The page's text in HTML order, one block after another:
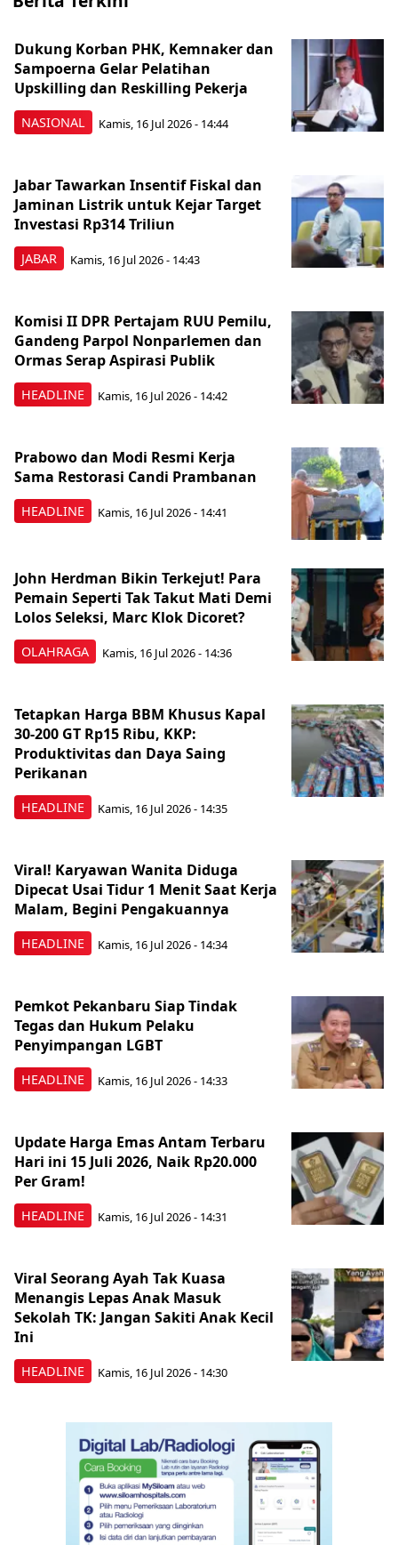
NASIONAL
Dukung Korban PHK, Kemnaker dan
Sampoerna Gelar Pelatihan
Upskilling dan Reskilling Pekerja
Kamis, 16 Jul 2026 - 14:44
JABAR
Jabar Tawarkan Insentif Fiskal dan
Jaminan Listrik untuk Kejar Target
Investasi Rp314 Triliun
Kamis, 16 Jul 2026 - 14:43
HEADLINE
Komisi II DPR Pertajam RUU Pemilu,
Gandeng Parpol Nonparlemen dan
Ormas Serap Aspirasi Publik
Kamis, 16 Jul 2026 - 14:42
HEADLINE
Prabowo dan Modi Resmi Kerja
Sama Restorasi Candi Prambanan
Kamis, 16 Jul 2026 - 14:41
OLAHRAGA
John Herdman Bikin Terkejut! Para
Pemain Seperti Tak Takut Mati Demi
Lolos Seleksi, Marc Klok Dicoret?
Kamis, 16 Jul 2026 - 14:36
HEADLINE
Tetapkan Harga BBM Khusus Kapal
30-200 GT Rp15 Ribu, KKP:
Produktivitas dan Daya Saing
Perikanan
Kamis, 16 Jul 2026 - 14:35
HEADLINE
Viral! Karyawan Wanita Diduga
Dipecat Usai Tidur 1 Menit Saat Kerja
Malam, Begini Pengakuannya
Kamis, 16 Jul 2026 - 14:34
HEADLINE
Pemkot Pekanbaru Siap Tindak
Tegas dan Hukum Pelaku
Penyimpangan LGBT
Kamis, 16 Jul 2026 - 14:33
HEADLINE
Update Harga Emas Antam Terbaru
Hari ini 15 Juli 2026, Naik Rp20.000
Per Gram!
Kamis, 16 Jul 2026 - 14:31
HEADLINE
Viral Seorang Ayah Tak Kuasa
Menangis Lepas Anak Masuk
Sekolah TK: Jangan Sakiti Anak Kecil
Ini
Kamis, 16 Jul 2026 - 14:30